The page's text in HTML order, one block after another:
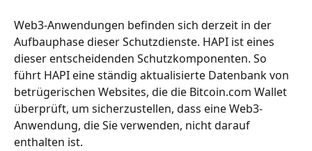
Web3-Anwendungen befinden sich derzeit in der
Aufbauphase dieser Schutzdienste. HAPI ist eines
dieser entscheidenden Schutzkomponenten. So
führt HAPI eine ständig aktualisierte Datenbank von
betrügerischen Websites, die die Bitcoin.com Wallet
überprüft, um sicherzustellen, dass eine Web3-
Anwendung, die Sie verwenden, nicht darauf
enthalten ist.